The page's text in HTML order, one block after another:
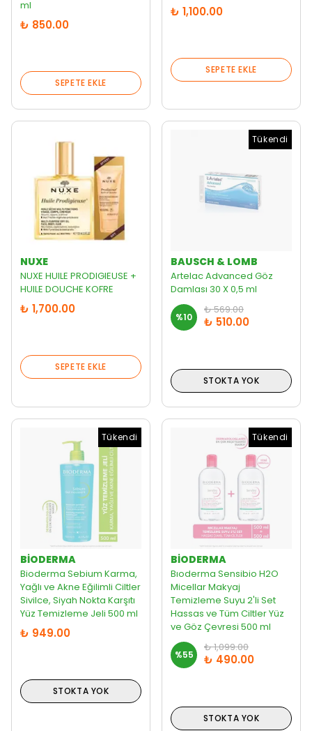
ml
₺ 850.00
SEPETE EKLE
₺ 1,100.00
SEPETE EKLE
NUXE
NUXE HUILE PRODIGIEUSE +
HUILE DOUCHE KOFRE
₺ 1,700.00
SEPETE EKLE
Tükendi
BAUSCH & LOMB
Artelac Advanced Göz
Damlası 30 X 0,5 ml
%10
₺ 569.00
₺ 510.00
STOKTA YOK
Tükendi
BIODERMA
Bioderma Sebium Karma,
Yağlı ve Akne Eğilimli Ciltler
Sivilce, Siyah Nokta Karşıtı
Yüz Temizleme Jeli 500 ml
₺ 949.00
STOKTA YOK
Tükendi
BIODERMA
Bıoderma Sensibio H2O
Micellar Makyaj
Temizleme Suyu 2'li Set
Hassas ve Tüm Ciltler Yüz
ve Göz Çevresi 500 ml
%55
₺ 1,099.00
₺ 490.00
STOKTA YOK